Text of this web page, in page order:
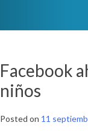
Facebook
niños
Posted on 11